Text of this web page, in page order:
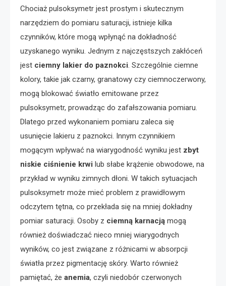
Chociaż pulsoksymetr jest prostym i skutecznym
narzędziem do pomiaru saturacji, istnieje kilka
czynników, które mogą wpłynąć na dokładność
uzyskanego wyniku. Jednym z najczęstszych zakłóceń
jest ciemny lakier do paznokci. Szczególnie ciemne
kolory, takie jak czarny, granatowy czy ciemnoczerwony,
mogą blokować światło emitowane przez
pulsoksymetr, prowadząc do zafałszowania pomiaru.
Dlatego przed wykonaniem pomiaru zaleca się
usunięcie lakieru z paznokci. Innym czynnikiem
mogącym wpływać na wiarygodność wyniku jest zbyt
niskie ciśnienie krwi lub słabe krążenie obwodowe, na
przykład w wyniku zimnych dłoni. W takich sytuacjach
pulsoksymetr może mieć problem z prawidłowym
odczytem tętna, co przekłada się na mniej dokładny
pomiar saturacji. Osoby z ciemną karnacją mogą
również doświadczać nieco mniej wiarygodnych
wyników, co jest związane z różnicami w absorpcji
światła przez pigmentację skóry. Warto również
pamiętać, że anemia, czyli niedobór czerwonych